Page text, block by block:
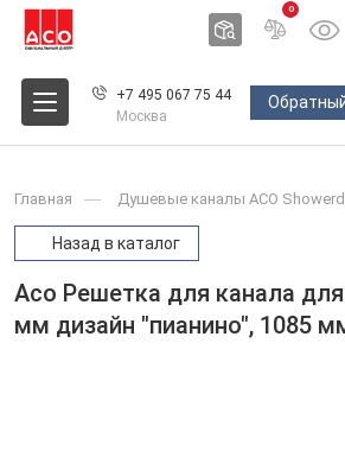
0
+7 495 067 75 44
Москва
Главная Душевые каналы ACO
Назад в каталог
Aco Решетка для канала
мм дизайн "пианино", 1085